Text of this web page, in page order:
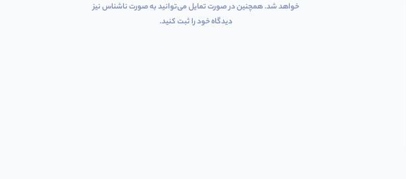
خواهد شد. همچنین در صورت تمایل می‌توانید به صورت ناشناس نیز
دیدگاه خود را ثبت کنید.